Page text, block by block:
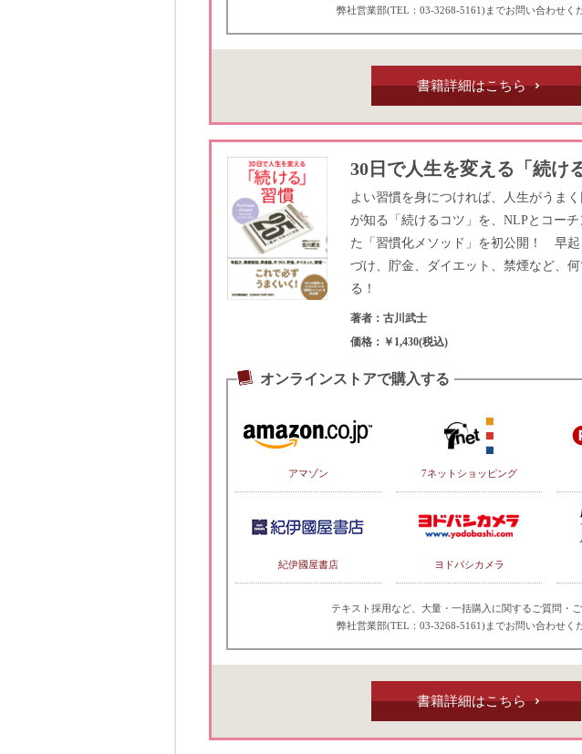
弊社営業部(TEL：03-3268-5161)までお問い合わせく
書籍詳細はこちら
30日で人生を変える「続け
よい習慣を身につければ、人生がうま
が知る「続けるコツ」を、NLPとコー
た「習慣化メソッド」を初公開！ 早
づけ、貯金、ダイエット、禁煙など、
る！
著者：古川武士
価格：￥1,430(税込)
オンラインストアで購入する
アマゾン 7ネットショッピング
紀伊國屋書店 ヨドバシカメラ
テキスト採用など、大量・一括購入に関するご質問・ご
弊社営業部(TEL：03-3268-5161)までお問い合わせく
書籍詳細はこちら